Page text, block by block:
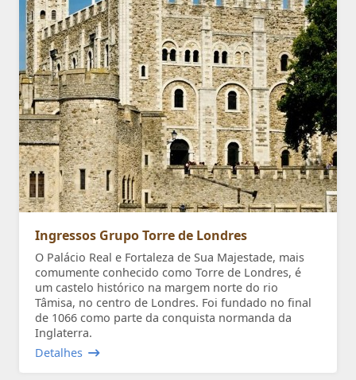
Ingressos Grupo Torre de Londres
O Palácio Real e Fortaleza de Sua Majestade, mais
comumente conhecido como Torre de Londres, é
um castelo histórico na margem norte do rio
Tâmisa, no centro de Londres. Foi fundado no final
de 1066 como parte da conquista normanda da
Inglaterra.
Detalhes